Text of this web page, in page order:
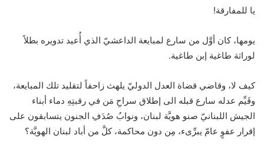
يا للمفارقة!
يومها، كان أوَّل من سارع لمبايعة الداعشيّ الذي أُعيد تدويره بطلاً
لوراثة طاغية إبن طاغية.
كيف لا، وقاضي قضاة العدل الدوليّ يلهث زاحفاً لتقليد تلك المبايعة،
وقَيِّم عدله سارع قبله الى إطلاق سراحِ مَن في رقبتِهِ دماء أبناء
الجيش اللبنانيّ صنو هويَّة لبنان، ونوابُ صُدَفِ الجنون يتسابقون على
إقرار عفوٍ عامّ يبرِّىء، مِن دون محاكمة، كلَّ من أباد لبنان الهويَّة؟